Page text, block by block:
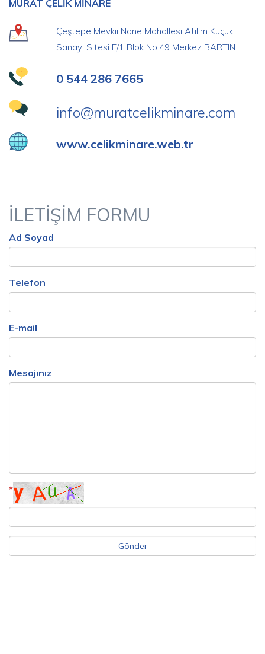
MURAT ÇELİK MİNARE
Çeştepe Mevkii Nane Mahallesi Atılım Küçük
Sanayi Sitesi F/1 Blok No:49 Merkez BARTIN
0 544 286 7665
info@muratcelikminare.com
www.celikminare.web.tr
İLETİŞİM FORMU
Ad Soyad
Telefon
E-mail
Mesajınız
*
Gönder